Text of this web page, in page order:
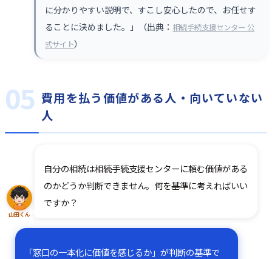
に分かりやすい説明で、すこし安心したので、お任せす
ることに決めました。」（出典： 相続手続支援センター 公
式サイト）
費用を払う価値がある人・向いていない
人
山田くん
自分の相続は相続手続支援センターに頼む価値がある
のかどうか判断できません。何を基準に考えればいい
ですか？
「窓口の一本化に価値を感じるか」が判断の基準で